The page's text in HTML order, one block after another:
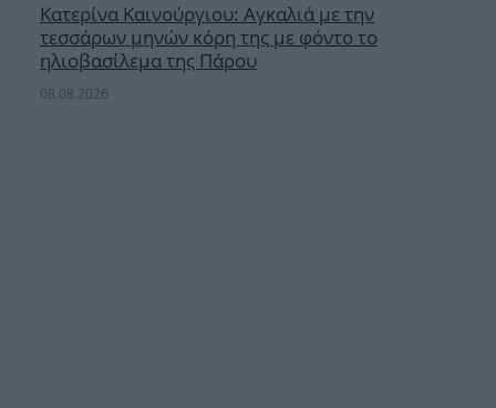
Κατερίνα Καινούργιου: Αγκαλιά με την
τεσσάρων μηνών κόρη της με φόντο το
ηλιοβασίλεμα της Πάρου
08.08.2026